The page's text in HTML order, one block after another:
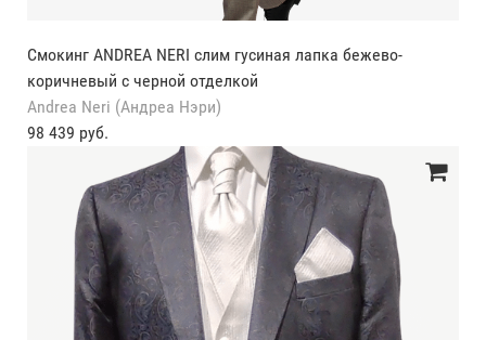
Смокинг ANDREA NERI слим гусиная лапка бежево-
коричневый с черной отделкой
Andrea Neri (Андреа Нэри)
98 439 руб.